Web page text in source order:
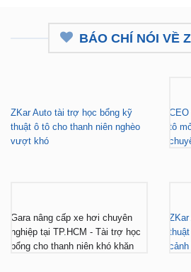
BÁO CHÍ NÓI VỀ
ZKar Auto tài trợ học bổng kỹ
thuật ô tô cho thanh niên nghèo
vượt khó
tô
Gara nâng cấp xe hơi chuyên
nghiệp tại TP.HCM - Tài trợ học
bổng cho thanh niên khó khăn